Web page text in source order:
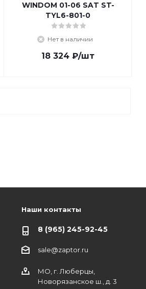
WINDOM 01-06 SAT ST-
TYL6-801-0
Нет в наличии
18 324 ₽/шт
Наши контакты
8 (965) 245-92-45
sale@zaptor.ru
МО, г. Люберцы,
Новорязанское ш., д. 3